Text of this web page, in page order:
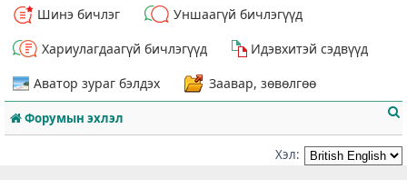
Шинэ бичлэг
Уншаагүй бичлэгүүд
Хариулагдаагүй бичлэгүүд
Идэвхитэй сэдвүүд
Аватор зураг бэлдэх
Заавар, зөвөлгөө
Форумын эхлэл
а
Хэл: